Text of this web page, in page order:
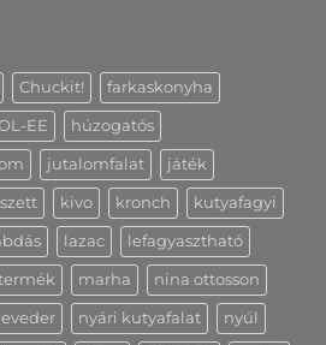
Chuckit! farkaskonyha
EE húzogatós
jutalomfalat játék
kivo kronch kutyafagyi
lazac lefagyasztható
marha nina ottosson
nyári kutyafalat nyúl